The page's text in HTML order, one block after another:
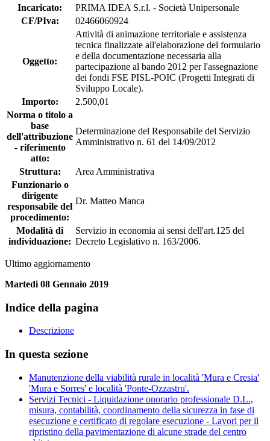
Incaricato:
PRIMA IDEA S.r.l. - Società Unipersonale
CF/PIva:
02466060924
Oggetto:
Attività di animazione territoriale e assistenza
tecnica finalizzate all'elaborazione del formulario
e della documentazione necessaria alla
partecipazione al bando 2012 per l'assegnazione
dei fondi FSE PISL-POIC (Progetti Integrati di
Sviluppo Locale).
Importo:
2.500,01
Norma o titolo a
base
dell'attribuzione
- riferimento
atto:
Determinazione del Responsabile del Servizio
Amministrativo n. 61 del 14/09/2012
Struttura:
Area Amministrativa
Funzionario o
dirigente
responsabile del
procedimento:
Dr. Matteo Manca
Modalità di
individuazione:
Servizio in economia ai sensi dell'art.125 del
Decreto Legislativo n. 163/2006.
Ultimo aggiornamento
Martedi 08 Gennaio 2019
Indice della pagina
Descrizione
In questa sezione
Manutenzione della viabilità rurale in località 'Mura e Cresia'
'Mura e Sorres' e località 'Ponte-Ozzastru'.
Servizi Tecnici - Liquidazione onorario professionale D.L.,
misura, contabilità, coordinamento della sicurezza in fase di
esecuzione e certificato di regolare esecuzione - Lavori per il
ripristino della pavimentazione di alcune strade del centro